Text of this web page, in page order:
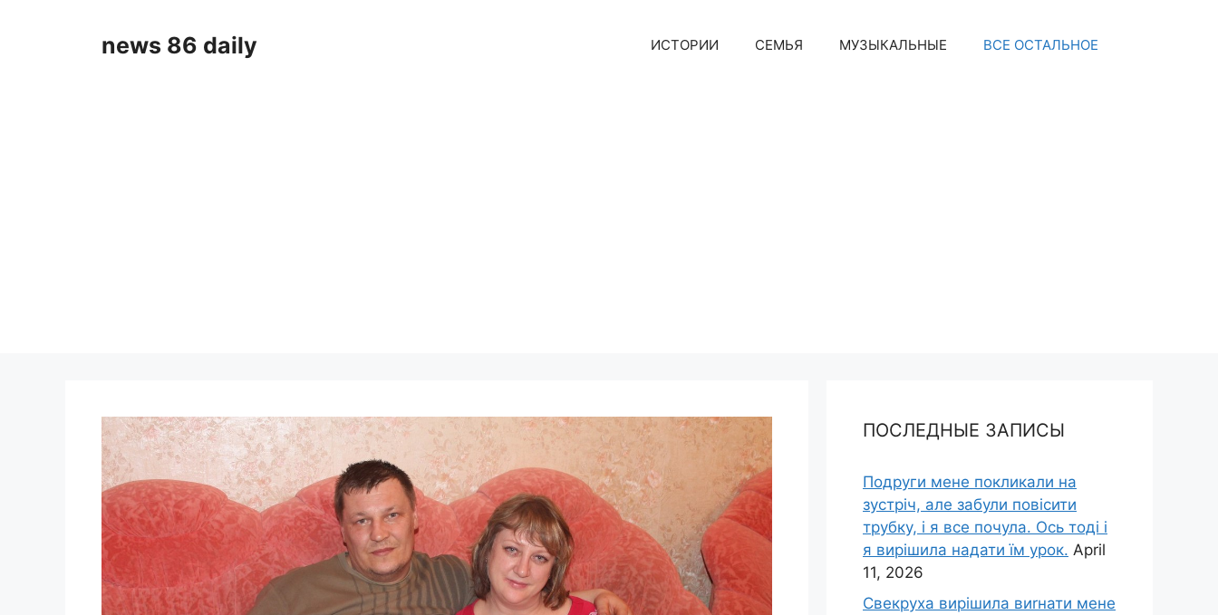
news 86 daily ИСТОРИИ СЕМЬЯ МУЗЫКАЛЬНЫЕ ВСЕ ОСТАЛЬНОЕ
ПОСЛЕДНЫЕ ЗАПИСЫ
Подруги мене покликали на
зустріч, але забули повісити
трубку, і я все почула. Ось тоді і
я вирішила надати їм урок. April
11, 2026
Свекруха вирішила виrнати мене